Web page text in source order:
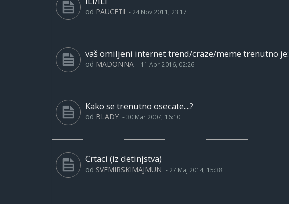
od PAUCETI - 24 Nov 2011, 23:17
vaš omiljeni internet trend/craze/meme trenutno je:
od MADONNA - 11 Apr 2016, 02:26
Kako se trenutno osecate....?
od BLADY - 30 Mar 2007, 16:10
Crtaci (iz detinjstva)
od SVEMIRSKIMAJMUN - 27 Maj 2014, 15:38